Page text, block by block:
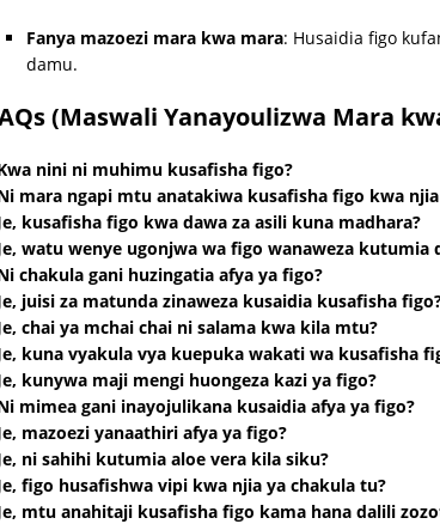
Fanya mazoezi mara kwa mara: Husaidia figo
damu.
(Maswali Yanayoulizwa Mara
nini ni muhimu kusafisha figo?
mara ngapi mtu anatakiwa kusafisha figo kwa
kusafisha figo kwa dawa za asili kuna madhara?
watu wenye ugonjwa wa figo wanaweza kutumia
chakula gani huzingatia afya ya figo?
juisi za matunda zinaweza kusaidia kusafisha
chai ya mchai chai ni salama kwa kila mtu?
kuna vyakula vya kuepuka wakati wa kusafisha
kunywa maji mengi huongeza kazi ya figo?
mimea gani inayojulikana kusaidia afya ya figo?
mazoezi yanaathiri afya ya figo?
ni sahihi kutumia aloe vera kila siku?
figo husafishwa vipi kwa njia ya chakula tu?
mtu anahitaji kusafisha figo kama hana dalili